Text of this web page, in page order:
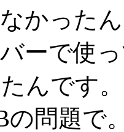
かった
ーで使
んです。
の問題で